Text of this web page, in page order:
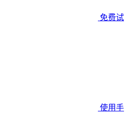
免费试
使用手